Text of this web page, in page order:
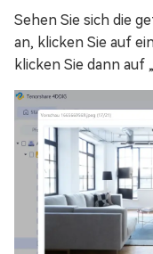
Sehen Sie sich die
an, klicken Sie auf
klicken Sie dann auf